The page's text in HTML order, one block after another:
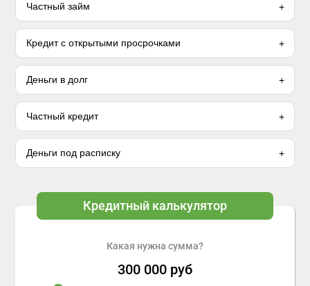
Частный займ
Кредит с открытыми просрочками
Деньги в долг
Частный кредит
Деньги под расписку
Кредитный калькулятор
Какая нужна сумма?
300 000 руб